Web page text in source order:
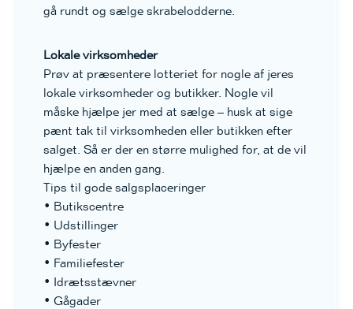
gå rundt og sælge skrabelodderne.
Lokale virksomheder
Prøv at præsentere lotteriet for nogle af jeres
lokale virksomheder og butikker. Nogle vil
måske hjælpe jer med at sælge – husk at sige
pænt tak til virksomheden eller butikken efter
salget. Så er der en større mulighed for, at de vil
hjælpe en anden gang.
Tips til gode salgsplaceringer
• Butikscentre
• Udstillinger
• Byfester
• Familiefester
• Idrætsstævner
• Gågader